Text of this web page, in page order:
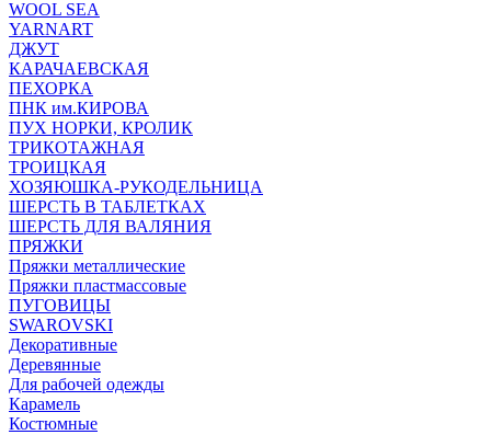
WOOL SEA
YARNART
ДЖУТ
КАРАЧАЕВСКАЯ
ПЕХОРКА
ПНК им.КИРОВА
ПУХ НОРКИ, КРОЛИК
ТРИКОТАЖНАЯ
ТРОИЦКАЯ
ХОЗЯЮШКА-РУКОДЕЛЬНИЦА
ШЕРСТЬ В ТАБЛЕТКАХ
ШЕРСТЬ ДЛЯ ВАЛЯНИЯ
ПРЯЖКИ
Пряжки металлические
Пряжки пластмассовые
ПУГОВИЦЫ
SWAROVSKI
Декоративные
Деревянные
Для рабочей одежды
Карамель
Костюмные